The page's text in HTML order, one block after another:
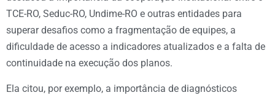
TCE-RO, Seduc-RO, Undime-RO e outras entidades para
superar desafios como a fragmentação de equipes, a
dificuldade de acesso a indicadores atualizados e a falta de
continuidade na execução dos planos.
Ela citou, por exemplo, a importância de diagnósticos